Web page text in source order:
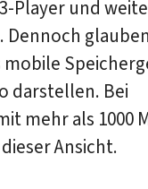
Player und
darstellen. Bei
mehr als 1000
Ansicht.